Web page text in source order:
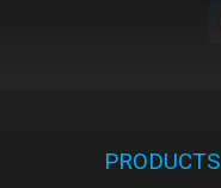
PRODUCTS